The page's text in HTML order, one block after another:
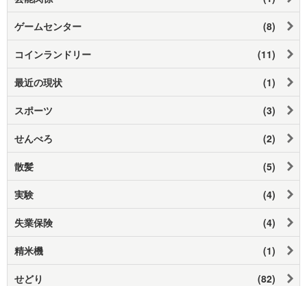
ゲームセンター (8)
コインランドリー (11)
最近の現状 (1)
スポーツ (3)
せんべろ (2)
散髪 (5)
実験 (4)
失業保険 (4)
精米機 (1)
せどり (82)